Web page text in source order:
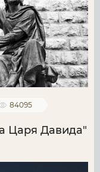
84095
Царя Давида"